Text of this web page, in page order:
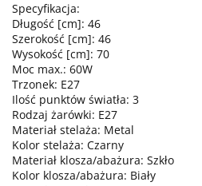
Specyfikacja:
Długość [cm]: 46
Szerokość [cm]: 46
Wysokość [cm]: 70
Moc max.: 60W
Trzonek: E27
Ilość punktów światła: 3
Rodzaj żarówki: E27
Materiał stelaża: Metal
Kolor stelaża: Czarny
Materiał klosza/abażura: Szkło
Kolor klosza/abażura: Biały